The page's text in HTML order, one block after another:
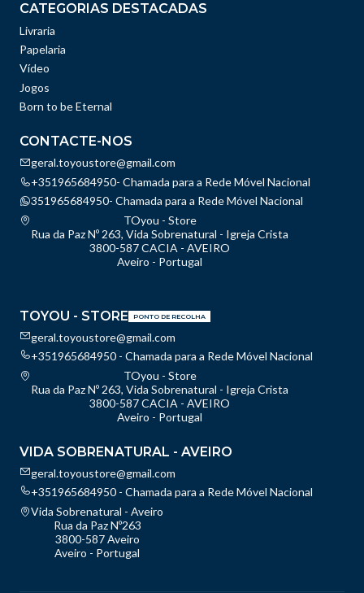
CATEGORIAS DESTACADAS
Livraria
Papelaria
Vídeo
Jogos
Born to be Eternal
CONTACTE-NOS
geral.toyoustore@gmail.com
+351965684950- Chamada para a Rede Móvel Nacional
351965684950- Chamada para a Rede Móvel Nacional
TOyou - Store
Rua da Paz Nº 263, Vida Sobrenatural - Igreja Crista
3800-587 CACIA - AVEIRO
Aveiro - Portugal
TOYOU - STORE PONTO DE RECOLHA
geral.toyoustore@gmail.com
+351965684950 - Chamada para a Rede Móvel Nacional
TOyou - Store
Rua da Paz Nº 263, Vida Sobrenatural - Igreja Crista
3800-587 CACIA - AVEIRO
Aveiro - Portugal
VIDA SOBRENATURAL - AVEIRO
geral.toyoustore@gmail.com
+351965684950 - Chamada para a Rede Móvel Nacional
Vida Sobrenatural - Aveiro
Rua da Paz Nº263
3800-587 Aveiro
Aveiro - Portugal